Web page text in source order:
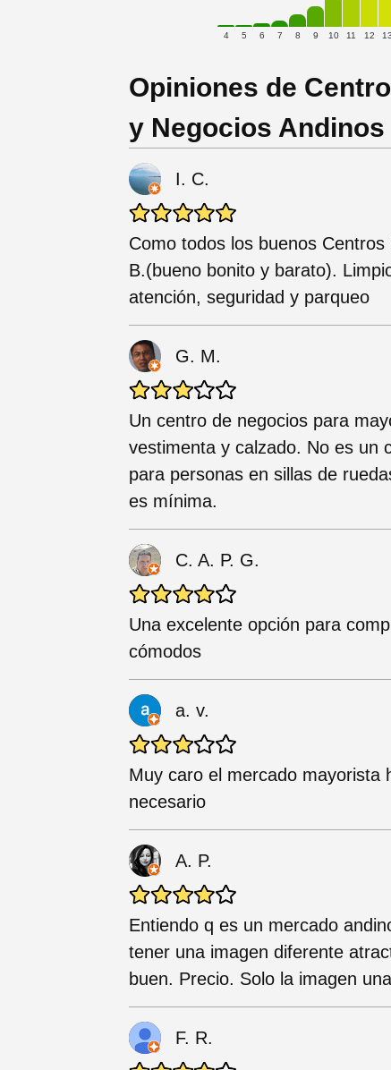
4 5 6 7 8 9 10 11 12 13
Opiniones de
y Negocios Andinos
I. C.
Como todos los buenos
B.(bueno bonito y barato).
atención, seguridad y parqueo
G. M.
Un centro de negocios para
vestimenta y calzado. No es un
para personas en sillas de
es mínima.
C. A. P. G.
Una excelente opción para
cómodos
a. v.
Muy caro el mercado mayorista
necesario
A. P.
Entiendo q es un mercado
tener una imagen diferente
buen. Precio. Solo la imagen
F. R.